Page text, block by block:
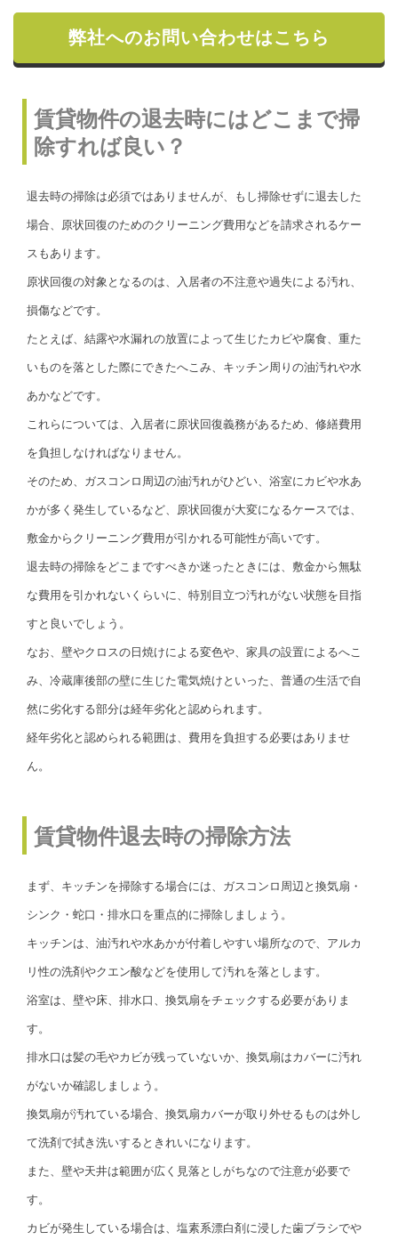
弊社へのお問い合わせはこちら
賃貸物件の退去時にはどこまで掃
除すれば良い？
退去時の掃除は必須ではありませんが、もし掃除せずに退去した
場合、原状回復のためのクリーニング費用などを請求されるケー
スもあります。
原状回復の対象となるのは、入居者の不注意や過失による汚れ、
損傷などです。
たとえば、結露や水漏れの放置によって生じたカビや腐食、重た
いものを落とした際にできたへこみ、キッチン周りの油汚れや水
あかなどです。
これらについては、入居者に原状回復義務があるため、修繕費用
を負担しなければなりません。
そのため、ガスコンロ周辺の油汚れがひどい、浴室にカビや水あ
かが多く発生しているなど、原状回復が大変になるケースでは、
敷金からクリーニング費用が引かれる可能性が高いです。
退去時の掃除をどこまですべきか迷ったときには、敷金から無駄
な費用を引かれないくらいに、特別目立つ汚れがない状態を目指
すと良いでしょう。
なお、壁やクロスの日焼けによる変色や、家具の設置によるへこ
み、冷蔵庫後部の壁に生じた電気焼けといった、普通の生活で自
然に劣化する部分は経年劣化と認められます。
経年劣化と認められる範囲は、費用を負担する必要はありませ
ん。
賃貸物件退去時の掃除方法
まず、キッチンを掃除する場合には、ガスコンロ周辺と換気扇・
シンク・蛇口・排水口を重点的に掃除しましょう。
キッチンは、油汚れや水あかが付着しやすい場所なので、アルカ
リ性の洗剤やクエン酸などを使用して汚れを落とします。
浴室は、壁や床、排水口、換気扇をチェックする必要がありま
す。
排水口は髪の毛やカビが残っていないか、換気扇はカバーに汚れ
がないか確認しましょう。
換気扇が汚れている場合、換気扇カバーが取り外せるものは外し
て洗剤で拭き洗いするときれいになります。
また、壁や天井は範囲が広く見落としがちなので注意が必要で
す。
カビが発生している場合は、塩素系漂白剤に浸した歯ブラシでや